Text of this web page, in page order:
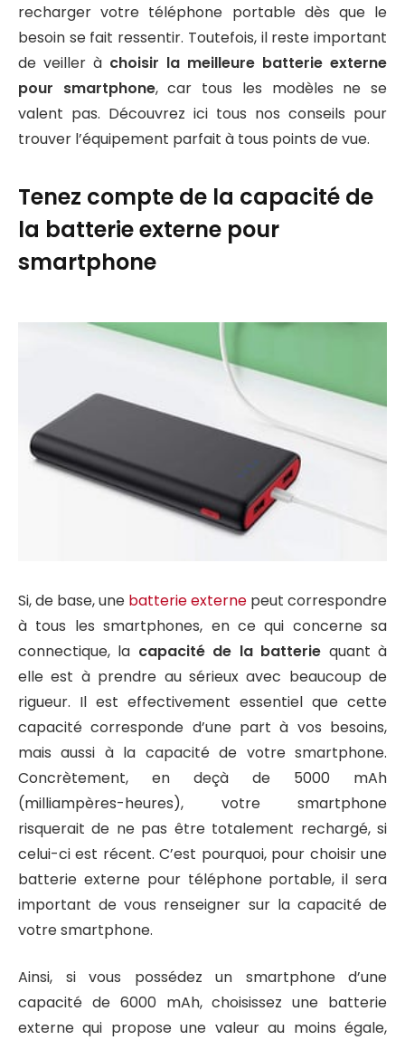
recharger votre téléphone portable dès que le
besoin se fait ressentir. Toutefois, il reste important
de veiller à choisir la meilleure batterie externe
pour smartphone, car tous les modèles ne se
valent pas. Découvrez ici tous nos conseils pour
trouver l’équipement parfait à tous points de vue.
Tenez compte de la capacité de
la batterie externe pour
smartphone
Si, de base, une batterie externe peut correspondre
à tous les smartphones, en ce qui concerne sa
connectique, la capacité de la batterie quant à
elle est à prendre au sérieux avec beaucoup de
rigueur. Il est effectivement essentiel que cette
capacité corresponde d’une part à vos besoins,
mais aussi à la capacité de votre smartphone.
Concrètement, en deçà de 5000 mAh
(milliampères-heures), votre smartphone
risquerait de ne pas être totalement rechargé, si
celui-ci est récent. C’est pourquoi, pour choisir une
batterie externe pour téléphone portable, il sera
important de vous renseigner sur la capacité de
votre smartphone.
Ainsi, si vous possédez un smartphone d’une
capacité de 6000 mAh, choisissez une batterie
externe qui propose une valeur au moins égale,